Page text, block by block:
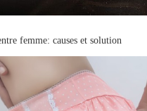
femme: causes et solution